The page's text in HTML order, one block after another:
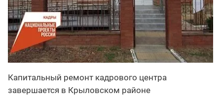
Капитальный ремонт кадрового центра
завершается в Крыловском районе